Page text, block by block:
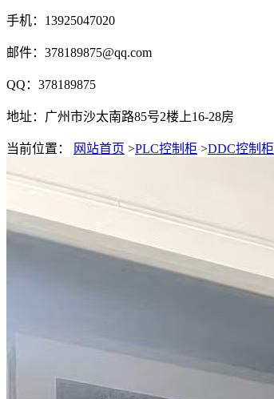
手机：13925047020
邮件：378189875@qq.com
QQ：378189875
地址：广州市沙太南路85号2楼上16-28房
当前位置： 网站首页 >PLC控制柜 >DDC控制柜